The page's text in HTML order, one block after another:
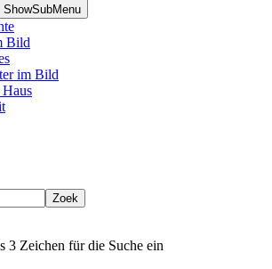
ShowSubMenu
Bild
im Bild
Zoek
3 Zeichen für die Suche ein